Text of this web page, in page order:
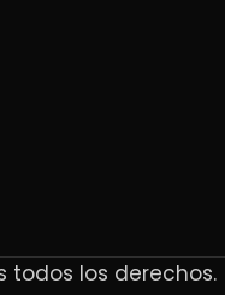
todos los derechos.